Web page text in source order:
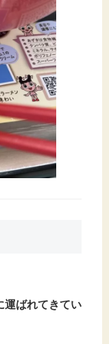
運ばれてきてい